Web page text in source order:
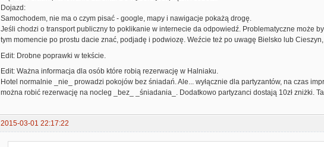
Dojazd:
Samochodem, nie ma o czym pisać - google, mapy i nawigacje pokażą drogę.
Jeśli chodzi o transport publiczny to poklikanie w internecie da odpowiedź. Problematyczne może
tym momencie po prostu dacie znać, podjadę i podwiozę. Weźcie też po uwagę Bielsko lub
Edit: Drobne poprawki w tekście.
Edit: Ważna informacja dla osób które robią rezerwację w Halniaku.
Hotel normalnie _nie_ prowadzi pokojów bez śniadań. Ale... wyłącznie dla partyzantów, na czas
można robić rezerwację na nocleg _bez_ _śniadania_. Dodatkowo partyzanci dostają 10zł zniżki.
2015-03-01 22:17:22